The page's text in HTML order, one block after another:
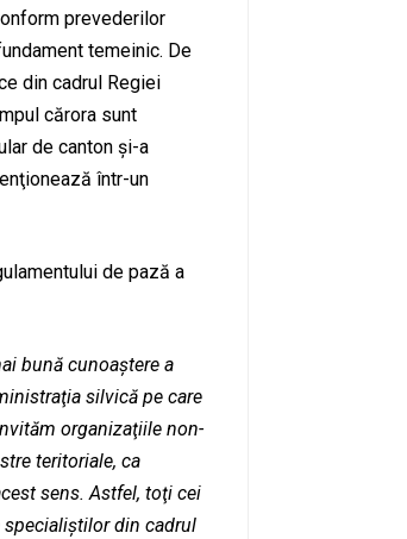
prevederilor
temeinic. De
din cadrul Regiei
cărora sunt
de canton şi-a
într-un
de pază a
bună cunoaştere a
silvică pe care
organizaţiile non-
teritoriale, ca
sens. Astfel, toţi cei
specialiştilor din cadrul